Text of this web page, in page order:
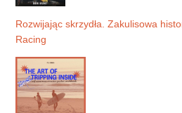
Rozwijając skrzydła. Zakulisowa
Racing